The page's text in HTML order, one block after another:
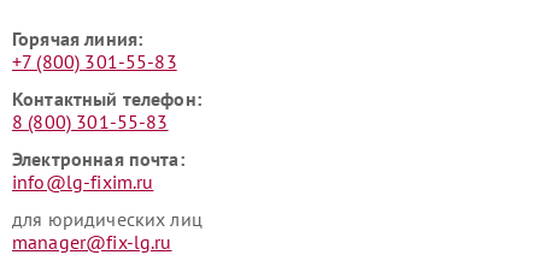
Горячая линия:
+7 (800) 301-55-83
Контактный телефон:
8 (800) 301-55-83
Электронная почта:
info@lg-fixim.ru
для юридических лиц
manager@fix-lg.ru